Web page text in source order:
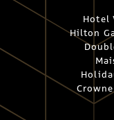
Hotel
Hilton